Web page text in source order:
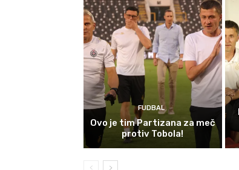
FUDBAL
Ovo je tim Partizana za meč
protiv Tobola!